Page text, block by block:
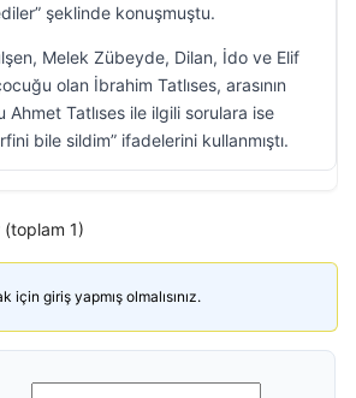
şeklinde konuşmuştu.
Melek Zübeyde, Dilan, İdo ve Elif
olan İbrahim Tatlıses, arasının
Tatlıses ile ilgili sorulara ise
bile sildim” ifadelerini kullanmıştı.
(toplam 1)
için giriş yapmış olmalısınız.